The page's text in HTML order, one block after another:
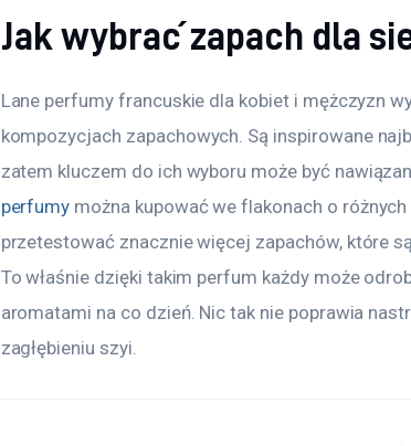
Jak wybrać zapach dla
Lane perfumy francuskie dla kobiet i mężczyzn
kompozycjach zapachowych. Są inspirowane
zatem kluczem do ich wyboru może być
perfumy można kupować we flakonach o
przetestować znacznie więcej zapachów, które
To właśnie dzięki takim perfum każdy może
aromatami na co dzień. Nic tak nie poprawia
zagłębieniu szyi.